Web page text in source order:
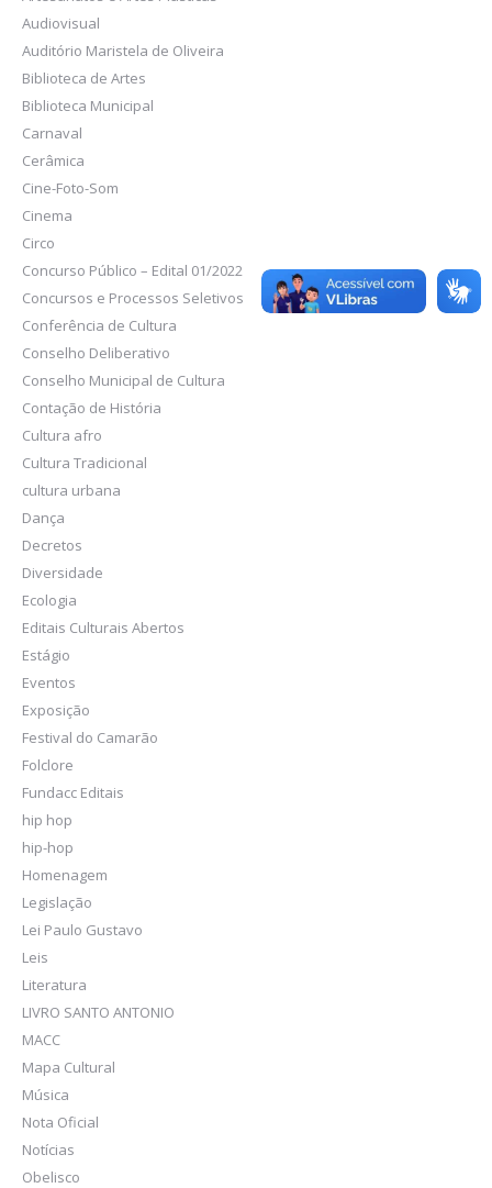
Audiovisual
Auditório Maristela de Oliveira
Biblioteca de Artes
Biblioteca Municipal
Carnaval
Cerâmica
Cine-Foto-Som
Cinema
Circo
Concurso Público – Edital 01/2022
Concursos e Processos Seletivos
Conferência de Cultura
Conselho Deliberativo
Conselho Municipal de Cultura
Contação de História
Cultura afro
Cultura Tradicional
cultura urbana
Dança
Decretos
Diversidade
Ecologia
Editais Culturais Abertos
Estágio
Eventos
Exposição
Festival do Camarão
Folclore
Fundacc Editais
hip hop
hip-hop
Homenagem
Legislação
Lei Paulo Gustavo
Leis
Literatura
LIVRO SANTO ANTONIO
MACC
Mapa Cultural
Música
Nota Oficial
Notícias
Obelisco